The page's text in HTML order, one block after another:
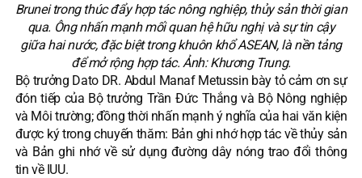
Brunei trong thúc đẩy hợp tác nông nghiệp, thủy sản thời gian
qua. Ông nhấn mạnh mối quan hệ hữu nghị và sự tin cậy
giữa hai nước, đặc biệt trong khuôn khổ ASEAN, là nền tảng
để mở rộng hợp tác. Ảnh: Khương Trung.
Bộ trưởng Dato DR. Abdul Manaf Metussin bày tỏ cảm ơn sự
đón tiếp của Bộ trưởng Trần Đức Thắng và Bộ Nông nghiệp
và Môi trường; đồng thời nhấn mạnh ý nghĩa của hai văn kiện
được ký trong chuyến thăm: Bản ghi nhớ hợp tác về thủy sản
và Bản ghi nhớ về sử dụng đường dây nóng trao đổi thông
tin về IUU.